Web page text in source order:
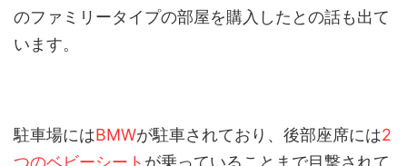
のファミリータイプの部屋を購入したとの話も出て
います。
駐車場にはBMWが駐車されており、後部座席には2
つのベビーシート が乗っていることまで目撃されて